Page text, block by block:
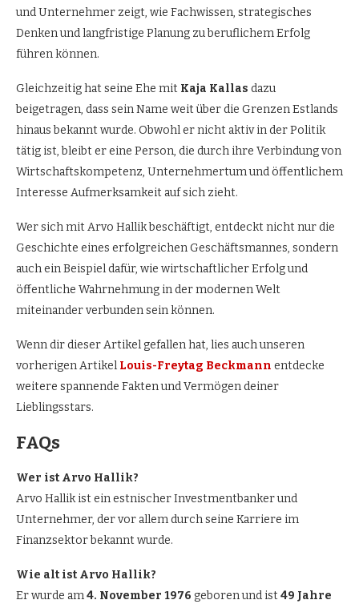
und Unternehmer zeigt, wie Fachwissen, strategisches
Denken und langfristige Planung zu beruflichem Erfolg
führen können.
Gleichzeitig hat seine Ehe mit Kaja Kallas dazu
beigetragen, dass sein Name weit über die Grenzen Estlands
hinaus bekannt wurde. Obwohl er nicht aktiv in der Politik
tätig ist, bleibt er eine Person, die durch ihre Verbindung von
Wirtschaftskompetenz, Unternehmertum und öffentlichem
Interesse Aufmerksamkeit auf sich zieht.
Wer sich mit Arvo Hallik beschäftigt, entdeckt nicht nur die
Geschichte eines erfolgreichen Geschäftsmannes, sondern
auch ein Beispiel dafür, wie wirtschaftlicher Erfolg und
öffentliche Wahrnehmung in der modernen Welt
miteinander verbunden sein können.
Wenn dir dieser Artikel gefallen hat, lies auch unseren
vorherigen Artikel Louis-Freytag Beckmann entdecke
weitere spannende Fakten und Vermögen deiner
Lieblingsstars.
FAQs
Wer ist Arvo Hallik?
Arvo Hallik ist ein estnischer Investmentbanker und
Unternehmer, der vor allem durch seine Karriere im
Finanzsektor bekannt wurde.
Wie alt ist Arvo Hallik?
Er wurde am4. November 1976 geboren und ist49 Jahre